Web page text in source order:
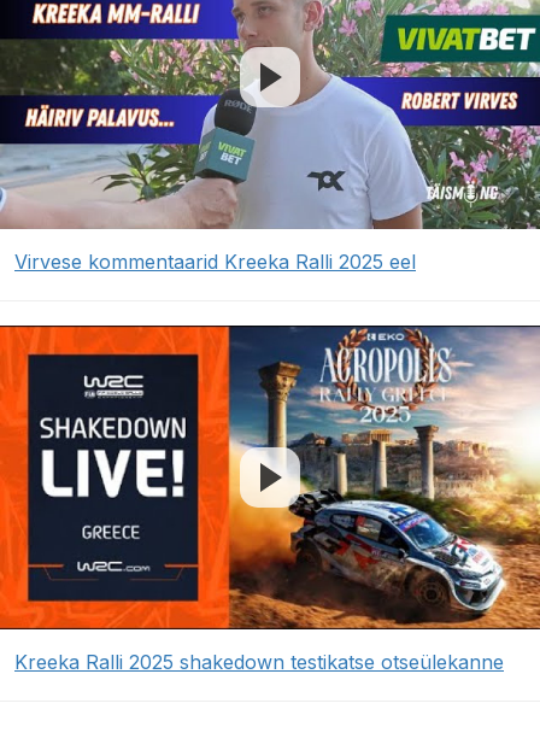
Virvese kommentaarid Kreeka Ralli 2025 eel
Kreeka Ralli 2025 shakedown testikatse otseülekanne